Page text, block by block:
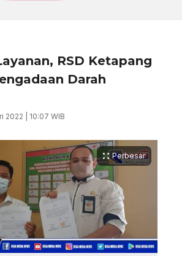
RSD Ketapang
Darah
2022 | 10:07 WIB
Perbesar